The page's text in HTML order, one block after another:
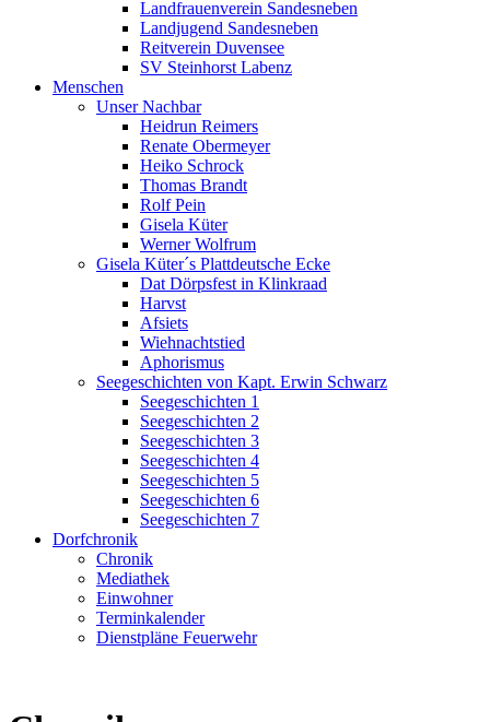
Landfrauenverein Sandesneben
Landjugend Sandesneben
Reitverein Duvensee
SV Steinhorst Labenz
Menschen
Unser Nachbar
Heidrun Reimers
Renate Obermeyer
Heiko Schrock
Thomas Brandt
Rolf Pein
Gisela Küter
Werner Wolfrum
Gisela Küter´s Plattdeutsche Ecke
Dat Dörpsfest in Klinkraad
Harvst
Afsiets
Wiehnachtstied
Aphorismus
Seegeschichten von Kapt. Erwin Schwarz
Seegeschichten 1
Seegeschichten 2
Seegeschichten 3
Seegeschichten 4
Seegeschichten 5
Seegeschichten 6
Seegeschichten 7
Dorfchronik
Chronik
Mediathek
Einwohner
Terminkalender
Dienstpläne Feuerwehr